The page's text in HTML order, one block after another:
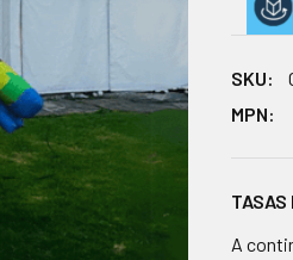
SKU:
MPN:
TASAS
A